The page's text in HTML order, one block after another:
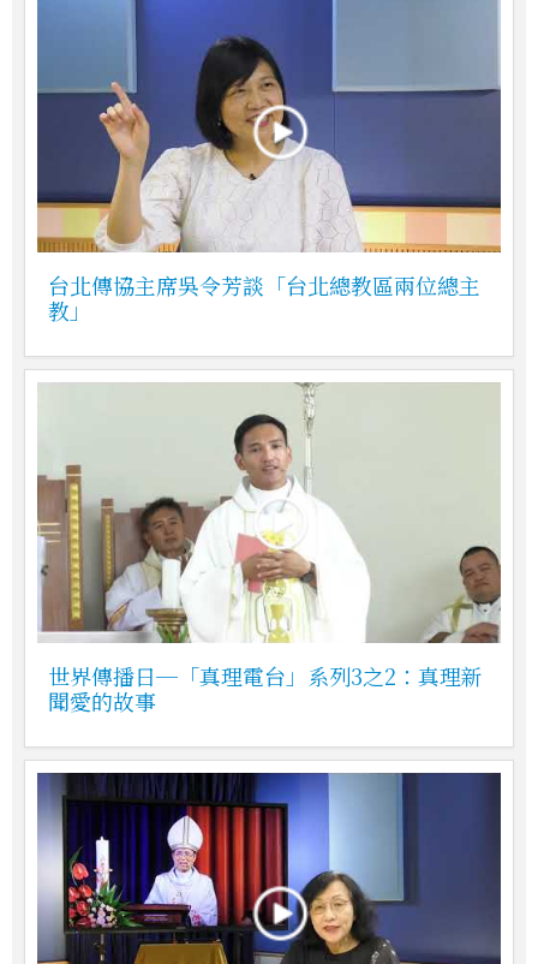
台北傳協主席吳令芳談「台北總教區兩位總主
教」
世界傳播日─「真理電台」系列3之2：真理新
聞愛的故事